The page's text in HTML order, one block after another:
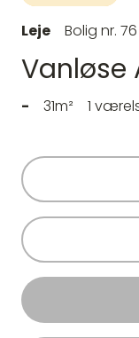
Leje Bolig nr. 76
Vanløse
- 31m² 1